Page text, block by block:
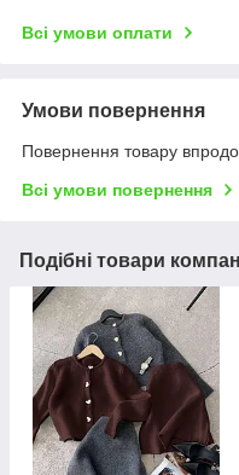
Всі умови оплати
Умови повернення
Повернення товару
Всі умови повернення
Подібні товари